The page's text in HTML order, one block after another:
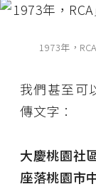
1973年，
我們甚至可
傳文字︰
大慶桃園社
座落桃園市